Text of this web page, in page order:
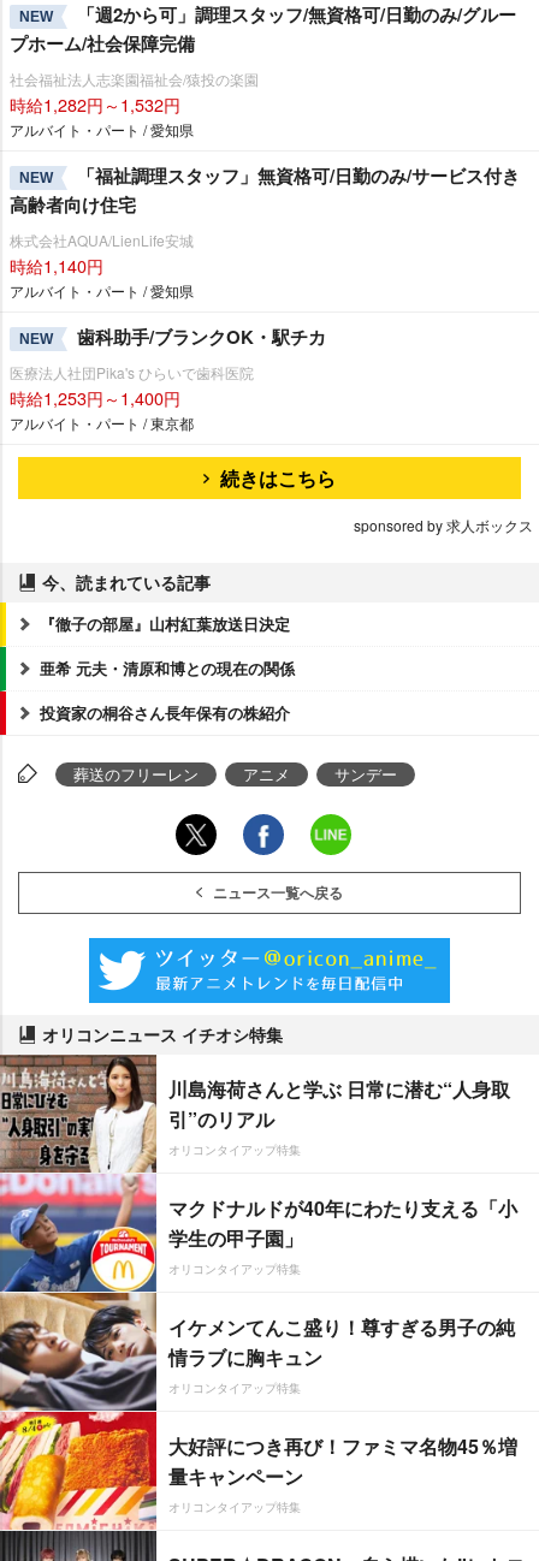
NEW
「週2から可」調理スタッフ/無資格可/日勤のみ/グルー
プホーム/社会保障完備
社会福祉法人志楽園福祉会/猿投の楽園
時給1,282円～1,532円
アルバイト・パート / 愛知県
NEW
「福祉調理スタッフ」無資格可/日勤のみ/サービス付き
高齢者向け住宅
株式会社AQUA/LienLife安城
時給1,140円
アルバイト・パート / 愛知県
NEW 歯科助手/ブランクOK・駅チカ
医療法人社団Pika's ひらいで歯科医院
時給1,253円～1,400円
アルバイト・パート / 東京都
続きはこちら
sponsored by 求人ボックス
今、読まれている記事
『徹子の部屋』山村紅葉放送日決定
亜希 元夫・清原和博との現在の関係
投資家の桐谷さん長年保有の株紹介
葬送のフリーレン アニメ サンデー
ニュース一覧へ戻る
オリコンニュース イチオシ特集
川島海荷さんと学ぶ 日常に潜む“人身取
引”のリアル
オリコンタイアップ特集
マクドナルドが40年にわたり支える「小
学生の甲子園」
オリコンタイアップ特集
イケメンてんこ盛り！尊すぎる男子の純
情ラブに胸キュン
オリコンタイアップ特集
大好評につき再び！ファミマ名物45％増
量キャンペーン
オリコンタイアップ特集